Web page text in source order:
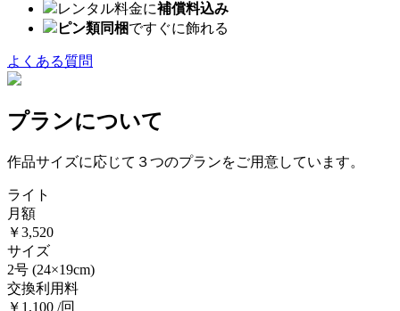
レンタル料金に補償料込み
ピン類同梱ですぐに飾れる
よくある質問
プランについて
作品サイズに応じて３つのプランをご用意しています。
ライト
月額
￥3,520
サイズ
2号 (24×19cm)
交換利用料
￥1,100 /回